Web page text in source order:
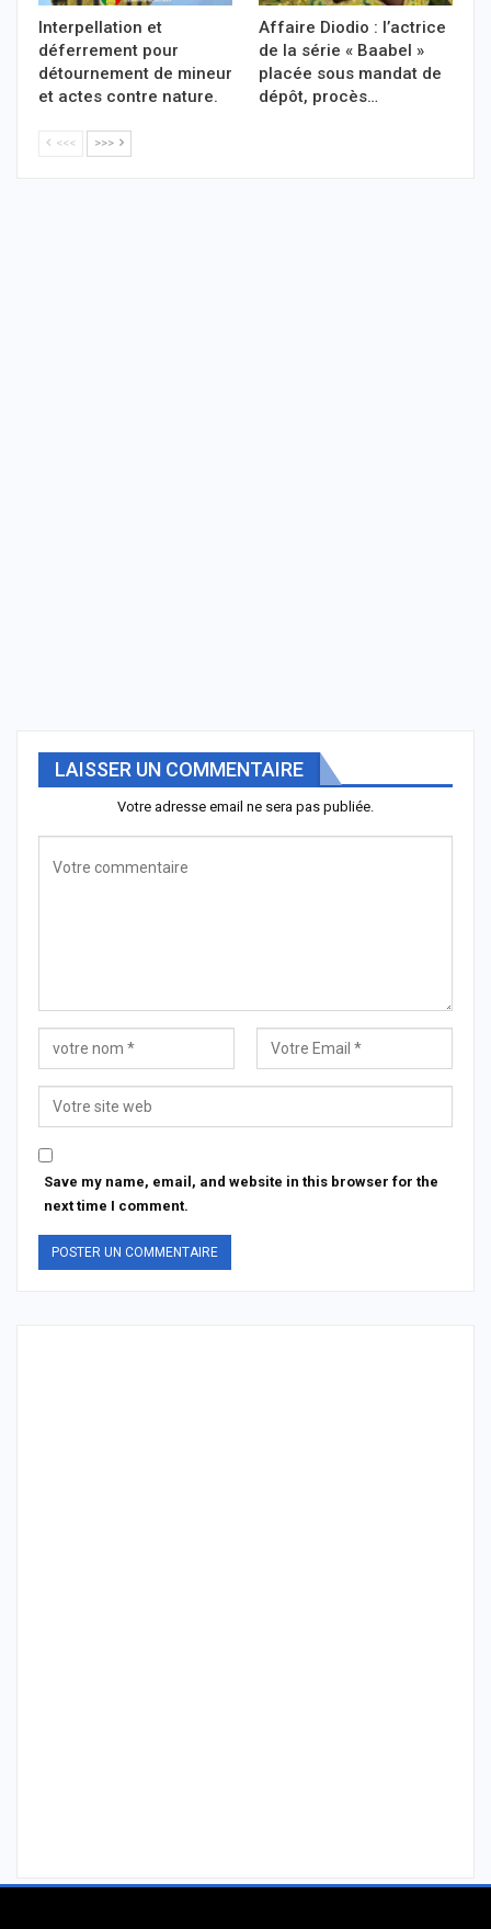
Interpellation et
déferrement pour
détournement de mineur
et actes contre nature.
Affaire Diodio : l’actrice
de la série « Baabel »
placée sous mandat de
dépôt, procès…
<<< >>>
LAISSER UN COMMENTAIRE
Votre adresse email ne sera pas publiée.
Save my name, email, and website in this browser for the
next time I comment.